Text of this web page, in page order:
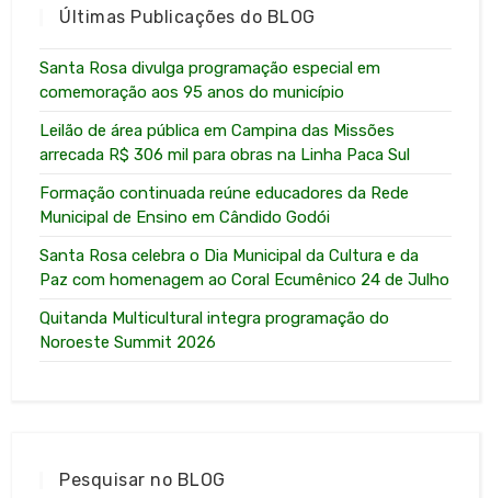
Últimas Publicações do BLOG
Santa Rosa divulga programação especial em
comemoração aos 95 anos do município
Leilão de área pública em Campina das Missões
arrecada R$ 306 mil para obras na Linha Paca Sul
Formação continuada reúne educadores da Rede
Municipal de Ensino em Cândido Godói
Santa Rosa celebra o Dia Municipal da Cultura e da
Paz com homenagem ao Coral Ecumênico 24 de Julho
Quitanda Multicultural integra programação do
Noroeste Summit 2026
Pesquisar no BLOG